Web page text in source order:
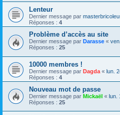
Lenteur
Dernier message par
Réponses : 4
Problème d’accès au site
Dernier message par Darasse «
Réponses : 25
10000 membres !
Dernier message par Dagda « lun.
Réponses : 4
Nouveau mot de passe
Dernier message par Mickaël « lun.
Réponses : 25